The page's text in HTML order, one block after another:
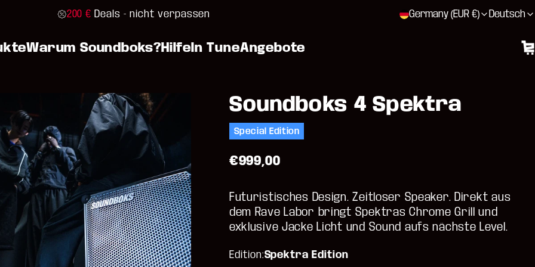
200 € Deals - nicht verpassen Germany (EUR €) Deutsch
Warum Soundboks? Hilfe In TuneAngebote
Soundboks 4 Spektra
Special Edition
€999,00
Futuristisches Design. Zeitloser Speaker. Direkt aus
dem Rave Labor bringt Spektras Chrome Grill und
exklusive Jacke Licht und Sound aufs nächste Level.
Edition
Edition:Spektra Edition